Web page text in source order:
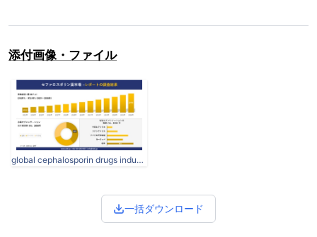
添付画像・ファイル
global cephalosporin drugs industry size survey report.jpg
一括ダウンロード